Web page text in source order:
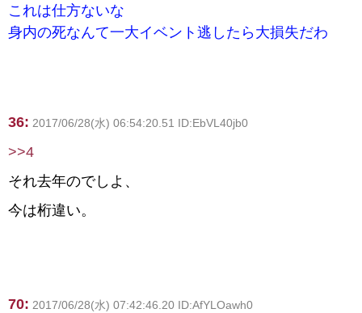
これは仕方ないな
身内の死なんて一大イベント逃したら大損失だわ
36: 2017/06/28(水) 06:54:20.51 ID:EbVL40jb0
>>4
それ去年のでしよ、
今は桁違い。
70: 2017/06/28(水) 07:42:46.20 ID:AfYLOawh0